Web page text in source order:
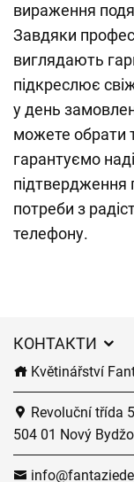
вираження
Завдяки
виглядають
підкреслює
у день
можете обрати
гарантуємо
підтвердження
потреби з
телефону.
КОНТАКТИ
Květinářství
Revoluční třída
504 01 Nový